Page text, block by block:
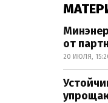
от
20 ИЮЛЯ,